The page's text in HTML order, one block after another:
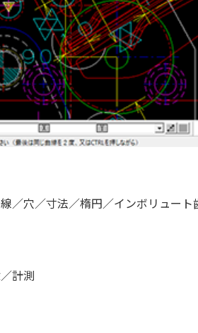
／穴／寸法／楕円／インボリュート
計測